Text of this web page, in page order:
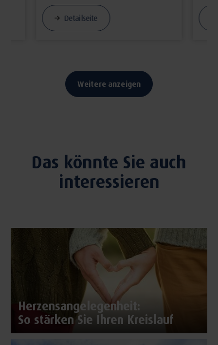
Detailseite
Weitere anzeigen
Das könnte Sie auch
interessieren
Herzensangelegenheit:
So stärken Sie Ihren Kreislauf